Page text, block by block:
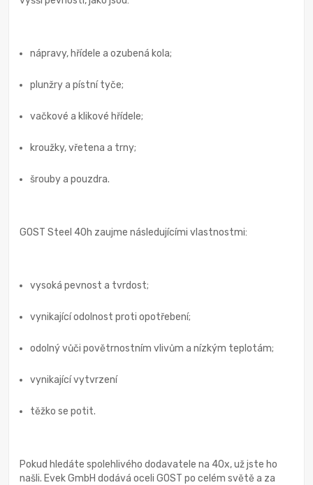
nápravy, hřídele a ozubená kola;
plunžry a pístní tyče;
vačkové a klikové hřídele;
kroužky, vřetena a trny;
šrouby a pouzdra.
GOST Steel 40h zaujme následujícími vlastnostmi:
vysoká pevnost a tvrdost;
vynikající odolnost proti opotřebení;
odolný vůči povětrnostním vlivům a nízkým teplotám;
vynikající vytvrzení
těžko se potit.
Pokud hledáte spolehlivého dodavatele na 40x, už jste ho
našli. Evek GmbH dodává oceli GOST po celém světě a za